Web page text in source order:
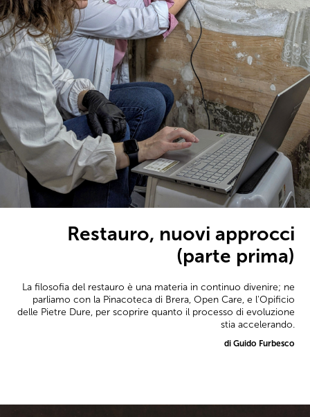
Restauro, nuovi approcci
(parte prima)
La filosofia del restauro è una materia in continuo divenire; ne
parliamo con la Pinacoteca di Brera, Open Care, e l'Opificio
delle Pietre Dure, per scoprire quanto il processo di evoluzione
stia accelerando.
di Guido Furbesco